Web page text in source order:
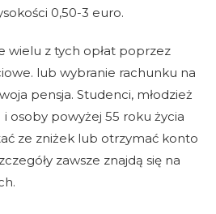
0,50-3 euro.
wielu z tych opłat poprzez
lub wybranie rachunku na
pensja. Studenci, młodzież
osoby powyżej 55 roku życia
ze zniżek lub otrzymać konto
zawsze znajdą się na